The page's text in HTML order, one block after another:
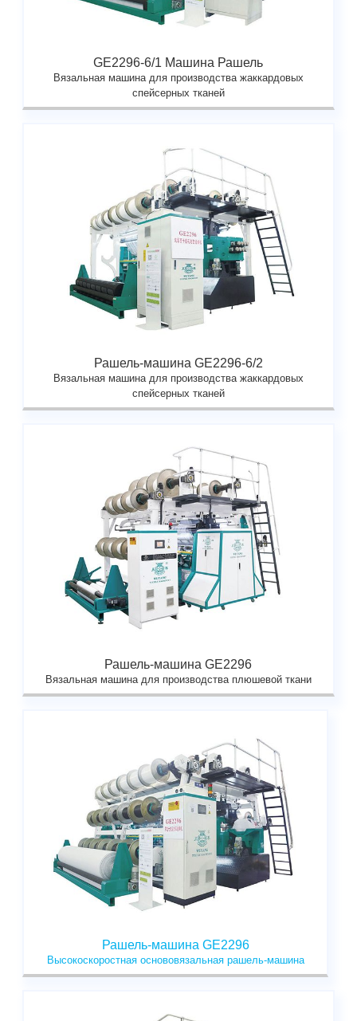
GE2296-6/1 Машина Рашель
Вязальная машина для производства жаккардовых
спейсерных тканей
Рашель-машина GE2296-6/2
Вязальная машина для производства жаккардовых
спейсерных тканей
Рашель-машина GE2296
Вязальная машина для производства плюшевой ткани
Рашель-машина GE2296
Высокоскоростная основовязальная рашель-машина